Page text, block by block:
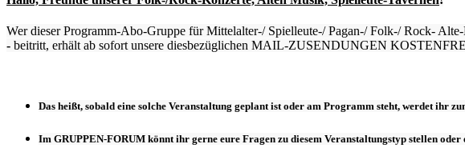
Wer dieser Programm-Abo-Gruppe für Mittelalter-/ Spielleute-/ Pagan-/ Folk-/ Rock-
- beitritt, erhält ab sofort unsere diesbezüglichen MAIL-ZUSENDUNGEN
Das heißt, sobald eine solche Veranstaltung geplant ist oder am Programm steht, werdet ihr
Im GRUPPEN-FORUM könnt ihr gerne eure Fragen zu diesem Veranstaltungstyp stellen